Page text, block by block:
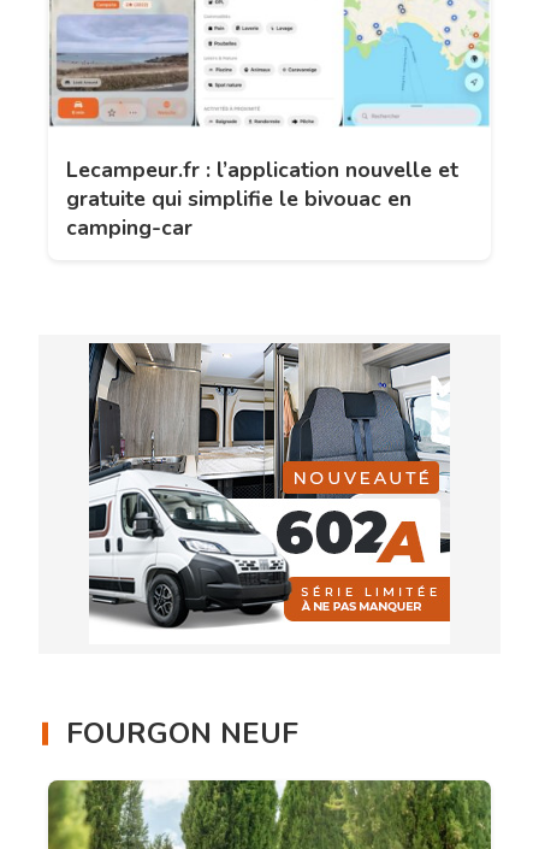
Lecampeur.fr : l’application nouvelle et
gratuite qui simplifie le bivouac en
camping-car
FOURGON NEUF